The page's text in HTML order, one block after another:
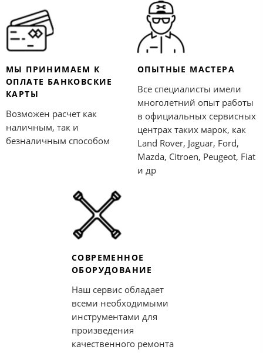
МЫ ПРИНИМАЕМ К
ОПЛАТЕ БАНКОВСКИЕ
КАРТЫ
Возможен расчет как
наличным, так и
безналичным способом
ОПЫТНЫЕ МАСТЕРА
Все специалисты имели
многолетний опыт работы
в официальных сервисных
центрах таких марок, как
Land Rover, Jaguar, Ford,
Mazda, Citroen, Peugeot, Fiat
и др
СОВРЕМЕННОЕ
ОБОРУДОВАНИЕ
Наш сервис обладает
всеми необходимыми
инструментами для
произведения
качественного ремонта